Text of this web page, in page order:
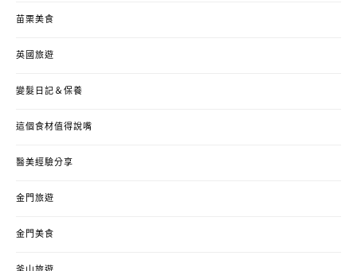
苗栗美食
英國旅遊
變髮日記＆保養
這個食材值得說嘴
醫美經驗分享
金門旅遊
金門美食